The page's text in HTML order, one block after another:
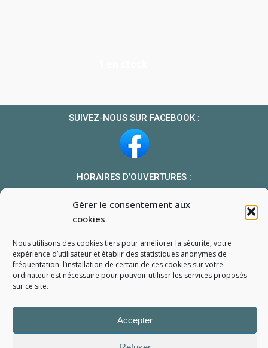
Gérer le consentement aux
cookies
Nous utilisons des cookies tiers pour améliorer la sécurité, votre
expérience d’utilisateur et établir des statistiques anonymes de
fréquentation. l’installation de certain de ces cookies sur votre
ordinateur est nécessaire pour pouvoir utiliser les services proposés
sur ce site.
Accepter
SUIVEZ-NOUS SUR FACEBOOK :
HORAIRES D’OUVERTURES :
Le samedi : 10h-13h 14h-18h
Mon compte
Formulaire de demande de pièce